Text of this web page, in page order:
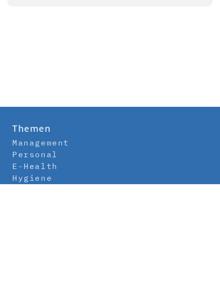
Themen
Management
Personal
E-Health
Hygiene